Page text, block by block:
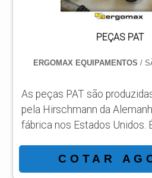
PEÇAS PAT
ERGOMAX EQUIPAMENTOS /
As peças PAT são
pela Hirschmann da
fábrica nos Estados Unidos. É possível
separadamente. Estes
eletrônicos são usados por
COTAR